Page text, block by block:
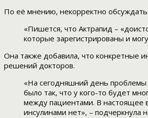
По её мнению, некорректно
«Пишется, что Актрапид –
которые зарегистрированы и
Она также добавила, что конкретные
решений докторов.
«На сегодняшний день проблемы
было так, что у кого-то будет
между пациентами. В настоящее
инсулинами нет», – подчеркнула